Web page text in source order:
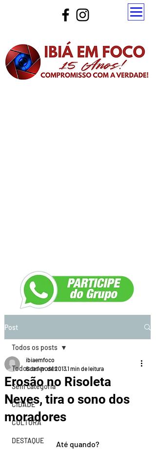
Post
Todos os posts
Sem categoria
CIDADE
CULTURA
DESTAQUE
Todos os posts
Erosão no Risoleta
Neves, tira o sono dos
moradores
ibiaemfoco
8 de fev. de 20131 min de leitura
Até quando?